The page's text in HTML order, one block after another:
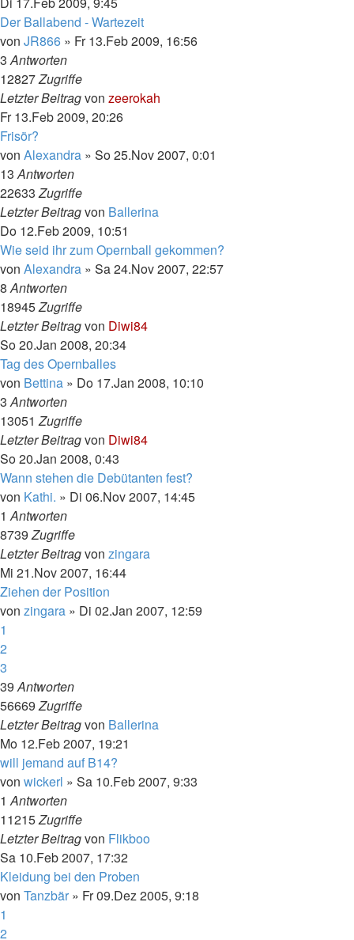
Der Ballabend - Wartezeit
von JR866 » Fr 13.Feb 2009, 16:56
3Antworten
12827Zugriffe
Letzter Beitragvon zeerokah
Fr 13.Feb 2009, 20:26
Frisör?
von Alexandra » So 25.Nov 2007, 0:01
13Antworten
22633Zugriffe
Letzter Beitragvon Ballerina
Do 12.Feb 2009, 10:51
Wie seid ihr zum Opernball gekommen?
von Alexandra » Sa 24.Nov 2007, 22:57
8Antworten
18945Zugriffe
Letzter Beitragvon Diwi84
So 20.Jan 2008, 20:34
Tag des Opernballes
von Bettina » Do 17.Jan 2008, 10:10
3Antworten
13051Zugriffe
Letzter Beitragvon Diwi84
So 20.Jan 2008, 0:43
Wann stehen die Debütanten fest?
von Kathi. » Di 06.Nov 2007, 14:45
1Antworten
8739Zugriffe
Letzter Beitragvon zingara
Mi 21.Nov 2007, 16:44
Ziehen der Position
von zingara » Di 02.Jan 2007, 12:59
1
2
3
39Antworten
56669Zugriffe
Letzter Beitragvon Ballerina
Mo 12.Feb 2007, 19:21
will jemand auf B14?
von wickerl » Sa 10.Feb 2007, 9:33
1Antworten
11215Zugriffe
Letzter Beitragvon Flikboo
Sa 10.Feb 2007, 17:32
Kleidung bei den Proben
von Tanzbär » Fr 09.Dez 2005, 9:18
1
2